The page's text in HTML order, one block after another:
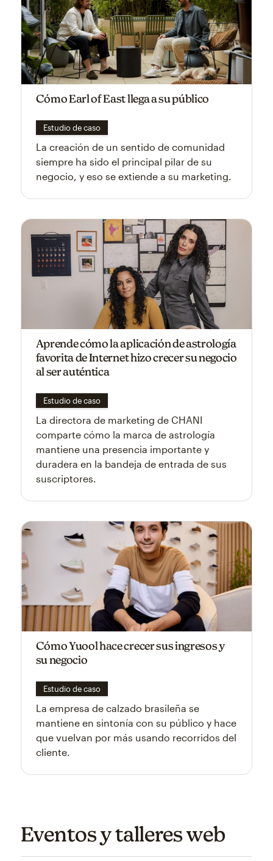
Cómo Earl of East llega a su público
Estudio de caso
La creación de un sentido de comunidad
siempre ha sido el principal pilar de su
negocio, y eso se extiende a su marketing.
Aprende cómo la aplicación de astrología
favorita de Internet hizo crecer su negocio
al ser auténtica
Estudio de caso
La directora de marketing de CHANI
comparte cómo la marca de astrología
mantiene una presencia importante y
duradera en la bandeja de entrada de sus
suscriptores.
Cómo Yuool hace crecer sus ingresos y
su negocio
Estudio de caso
La empresa de calzado brasileña se
mantiene en sintonía con su público y hace
que vuelvan por más usando recorridos del
cliente.
Eventos y talleres web